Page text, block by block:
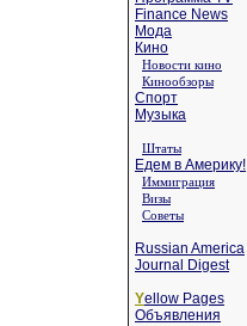
Finance News
Мода
Кино
Новости кино
Кинообзоры
Спорт
Музыка
Штаты
Едем в Америку!
Иммиграция
Визы
Советы
Russian America
Journal Digest
Yellow Pages
Объявления